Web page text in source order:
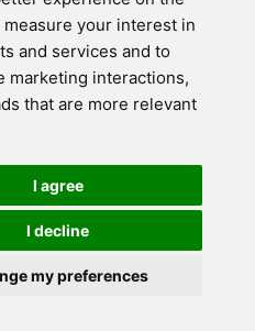
measure your interest in
and services and to
marketing interactions,
that are more relevant
I agree
I decline
my preferences
του Σχεδίου Ψηφιακής
συγχρηματοδοτείται από το
Ανάπτυξης και την Κυπριακή